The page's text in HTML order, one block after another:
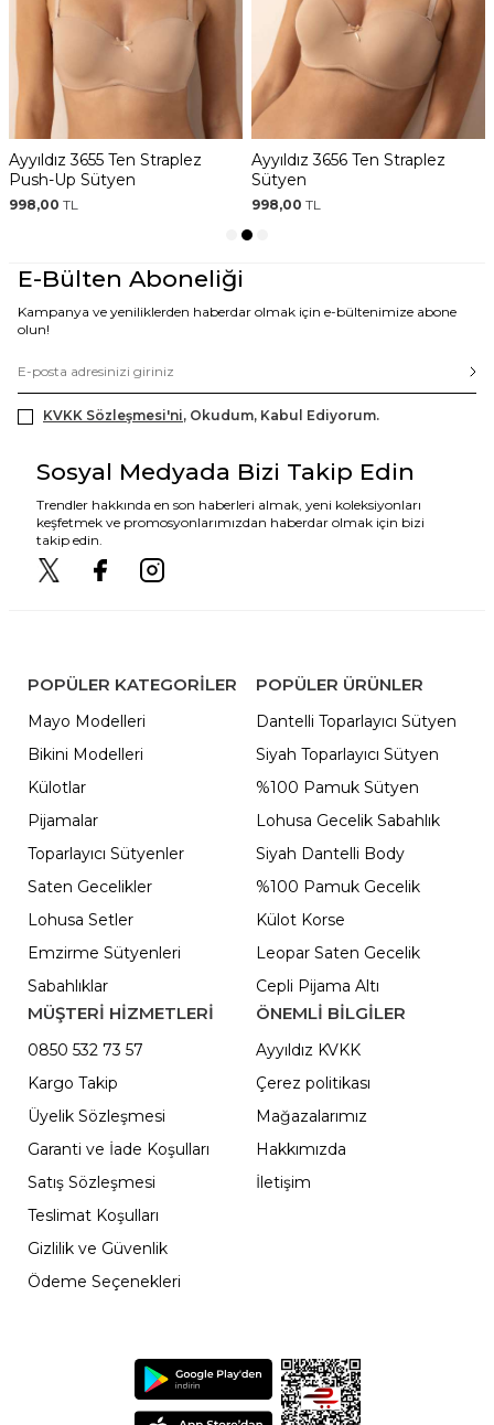
Straplez
Ayyıldız 3656 Ten Straplez
Sütyen
Ayyıldız 3654 Ten
E-Bülten Aboneliği
Kampanya ve yeniliklerden haberdar olmak için e-bültenimize abone
olun!
KVKK Sözleşmesi'ni, Okudum, Kabul Ediyorum.
Sosyal Medyada Bizi Takip Edin
Trendler hakkında en son haberleri almak, yeni koleksiyonları
keşfetmek ve promosyonlarımızdan haberdar olmak için bizi
takip edin.
POPÜLER KATEGORILER
Mayo Modelleri
Bikini Modelleri
Külotlar
Pijamalar
Toparlayıcı Sütyenler
Saten Gecelikler
Lohusa Setler
Emzirme Sütyenleri
Sabahlıklar
POPÜLER ÜRÜNLER
Dantelli Toparlayıcı Sütyen
Siyah Toparlayıcı Sütyen
%100 Pamuk Sütyen
Lohusa Gecelik Sabahlık
Siyah Dantelli Body
%100 Pamuk Gecelik
Külot Korse
Leopar Saten Gecelik
Cepli Pijama Altı
MÜŞTERİ HİZMETLERİ
0850 532 73 57
Kargo Takip
Üyelik Sözleşmesi
Garanti ve İade Koşulları
Satış Sözleşmesi
Teslimat Koşulları
Gizlilik ve Güvenlik
Ödeme Seçenekleri
ÖNEMLI BILGILER
Ayyıldız KVKK
Çerez politikası
Mağazalarımız
Hakkımızda
İletişim